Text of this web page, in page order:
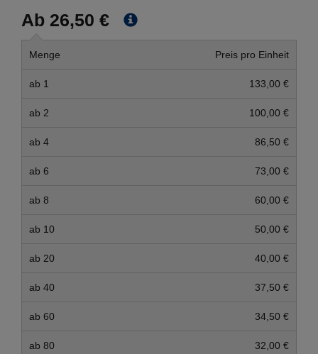
Ab 26,50 €
Menge Preis pro Einheit
ab 1 133,00 €
ab 2 100,00 €
ab 4 86,50 €
ab 6 73,00 €
ab 8 60,00 €
ab 10 50,00 €
ab 20 40,00 €
ab 40 37,50 €
ab 60 34,50 €
ab 80 32,00 €